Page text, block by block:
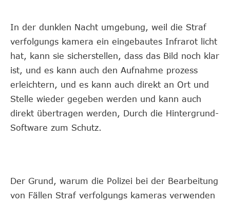
In der dunklen Nacht umgebung, weil die Straf
verfolgungs kamera ein eingebautes Infrarot licht
hat, kann sie sicherstellen, dass das Bild noch klar
ist, und es kann auch den Aufnahme prozess
erleichtern, und es kann auch direkt an Ort und
Stelle wieder gegeben werden und kann auch
direkt übertragen werden, Durch die Hintergrund-
Software zum Schutz.
Der Grund, warum die Polizei bei der Bearbeitung
von Fällen Straf verfolgungs kameras verwenden